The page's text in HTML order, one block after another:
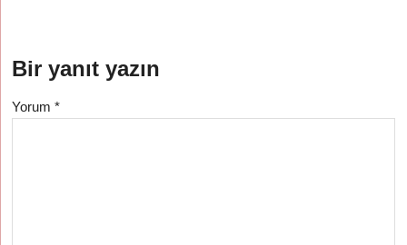
Bir yanıt yazın
Yorum*